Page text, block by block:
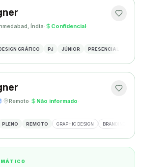
Índia· Confidencial·
GRÁFICO PJ JÚNIOR PRESENCIAL
· Remoto· Não informado·
PLENO REMOTO GRAPHIC DESIGN BRANDING